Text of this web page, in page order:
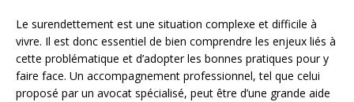
Le surendettement est une situation complexe et difficile à
vivre. Il est donc essentiel de bien comprendre les enjeux liés à
cette problématique et d’adopter les bonnes pratiques pour y
faire face. Un accompagnement professionnel, tel que celui
proposé par un avocat spécialisé, peut être d’une grande aide